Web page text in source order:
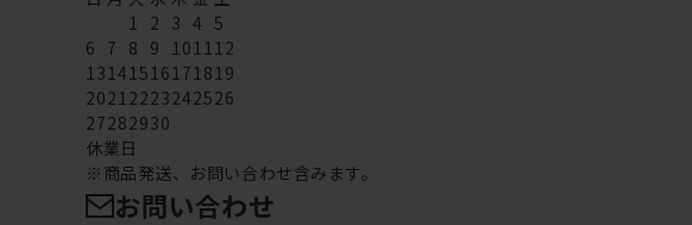
1 2 3 4 5
6 7 8 9 101112
13141516171819
20212223242526
27282930
休業日
※商品発送、お問い合わせ含みます。
お問い合わせ